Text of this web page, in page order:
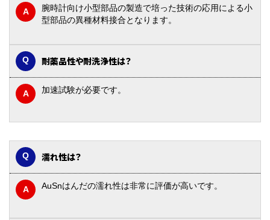
腕時計向け小型部品の製造で培った技術の応用による小
型部品の異種材料接合となります。
耐薬品性や耐洗浄性は？
加速試験が必要です。
濡れ性は？
AuSnはんだの濡れ性は非常に評価が高いです。